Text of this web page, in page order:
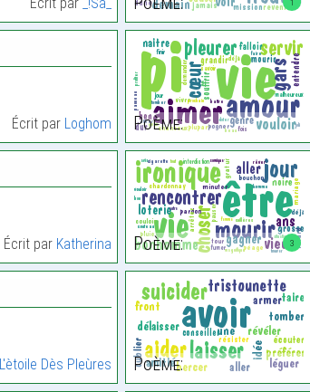
Écrit par Loghom Poème:
Écrit par Katherina 3
Poème:
L'ètoile Dès Pleùres Poème: